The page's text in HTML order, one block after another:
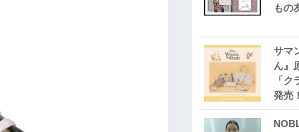
もの
サマ
ん』
「
発売！